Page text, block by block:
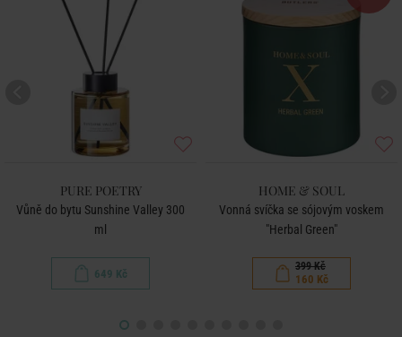
PURE POETRY
Vůně do bytu Sunshine Valley 300
ml
649 Kč
HOME & SOUL
Vonná svíčka se sójovým voskem
"Herbal Green"
399 Kč
160 Kč